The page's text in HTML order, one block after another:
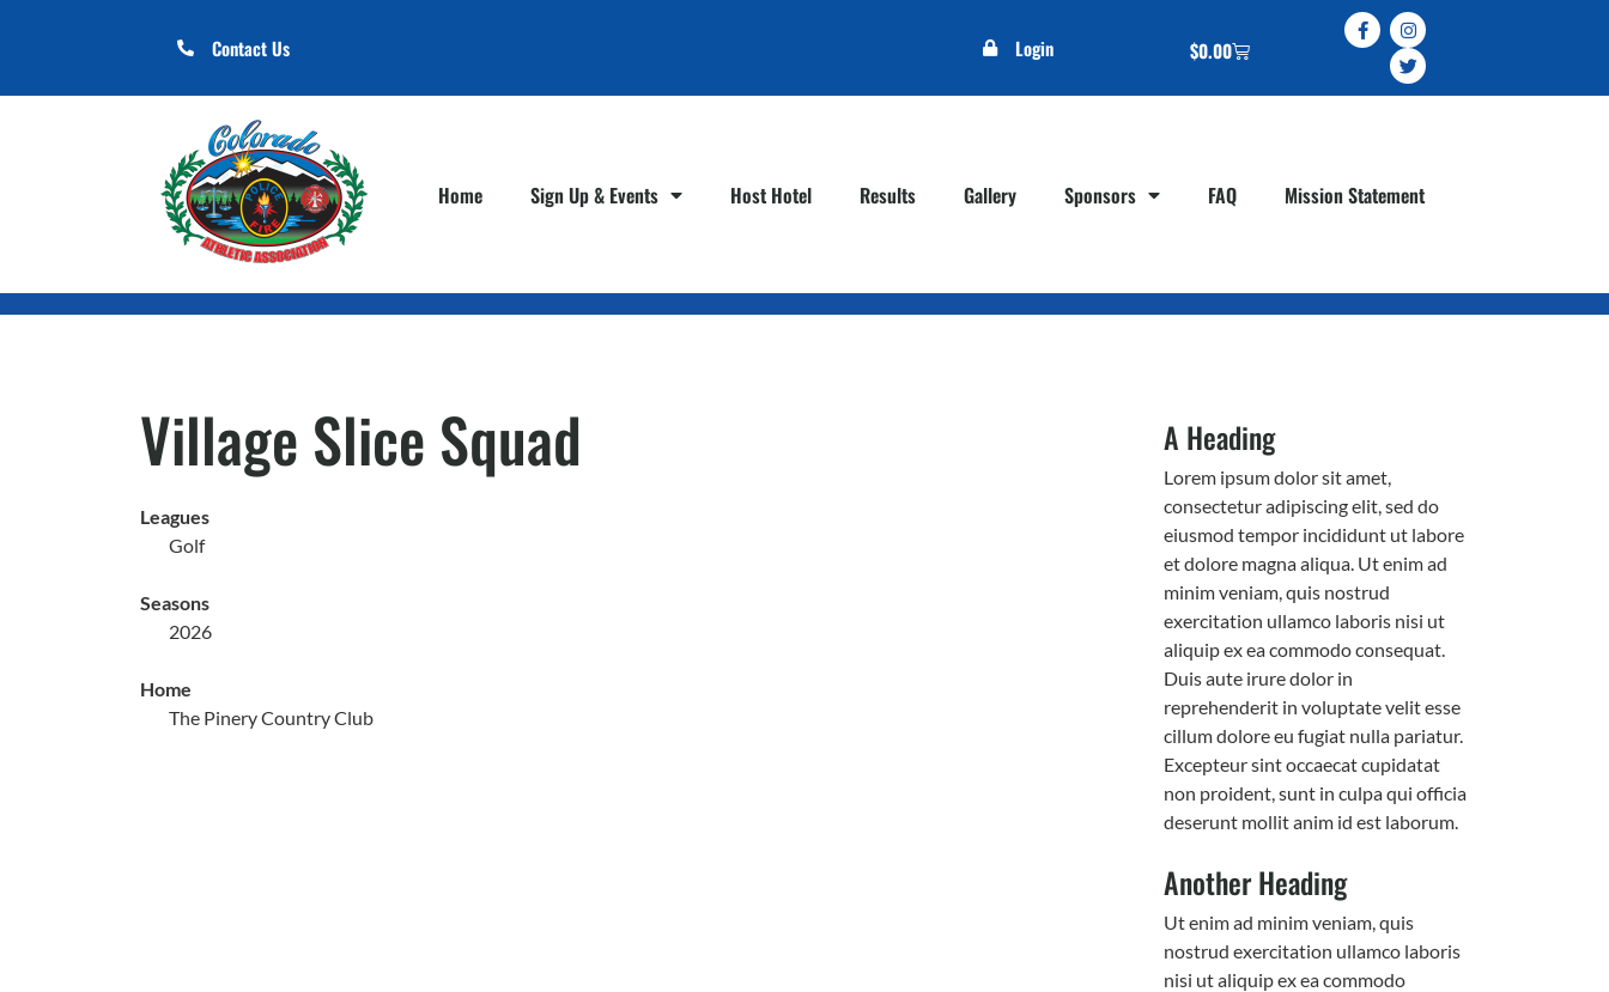
Contact Us Login $0.00
Home Sign Up & Events Host Hotel Results Gallery Sponsors FAQ Mission Statement
Village Slice Squad
Leagues
Golf
Seasons
2026
Home
The Pinery Country Club
A Heading
Lorem ipsum dolor sit amet,
consectetur adipiscing elit, sed do
eiusmod tempor incididunt ut labore
et dolore magna aliqua. Ut enim ad
minim veniam, quis nostrud
exercitation ullamco laboris nisi ut
aliquip ex ea commodo consequat.
Duis aute irure dolor in
reprehenderit in voluptate velit esse
cillum dolore eu fugiat nulla pariatur.
Excepteur sint occaecat cupidatat
non proident, sunt in culpa qui officia
deserunt mollit anim id est laborum.
Another Heading
Ut enim ad minim veniam, quis
nostrud exercitation ullamco laboris
nisi ut aliquip ex ea commodo